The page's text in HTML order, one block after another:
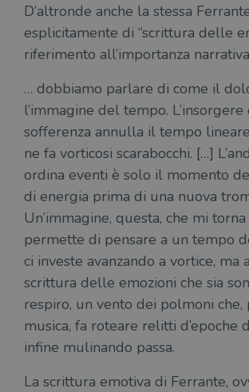
D’altronde anche la stessa
esplicitamente di “scrittura delle
riferimento all’importanza
… dobbiamo parlare di come il
l’immagine del tempo.
sofferenza annulla il tempo
ne fa vorticosi scarabocchi. […]
ordina eventi è solo il momento
di energia prima di una nuova
Un’immagine, questa, che mi
permette di pensare a un tempo
ci investe avanzando a vortice, ma
scrittura delle emozioni che sia
respiro, un vento dei polmoni che,
musica, fa roteare relitti d’epoche
infine mulinando passa.
La scrittura emotiva di Ferrante,